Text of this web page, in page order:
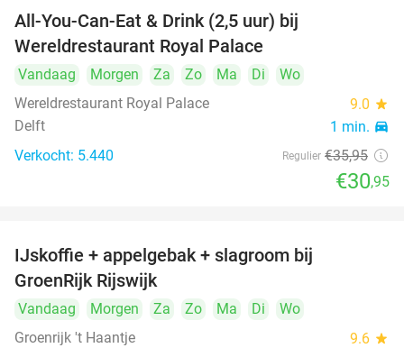
All-You-Can-Eat & Drink (2,5 uur) bij
Wereldrestaurant Royal Palace
Vandaag Morgen Za Zo Ma Di
Wo
Wereldrestaurant Royal Palace
9.0 star
Delft 1 min. directions_car
Verkocht: 5.440 Regulier €35,95
€30,95
IJskoffie + appelgebak + slagroom bij
GroenRijk Rijswijk
Vandaag Morgen Za Zo Ma Di
Wo
Groenrijk 't Haantje
9.6 star